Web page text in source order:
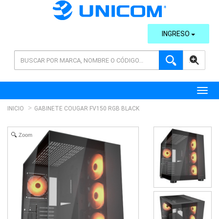
AVANZADA
INGRESO
INICIO GABINETE COUGAR FV150 RGB BLACK
Zoom